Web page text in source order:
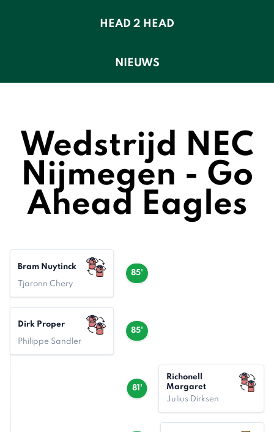
HEAD 2 HEAD
NIEUWS
Wedstrijd NEC
Nijmegen - Go
Ahead Eagles
85'
Bram Nuytinck
Tjaronn Chery
85'
Dirk Proper
Philippe Sandler
81'
Richonell
Margaret
Julius Dirksen